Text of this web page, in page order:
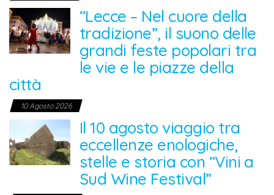
“Lecce – Nel cuore della
tradizione”, il suono delle
grandi feste popolari tra
le vie e le piazze della
città
10 Agosto 2026
Il 10 agosto viaggio tra
eccellenze enologiche,
stelle e storia con “Vini a
Sud Wine Festival”